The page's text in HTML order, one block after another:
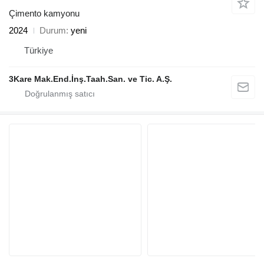
Çimento kamyonu
2024
Durum yeni
Türkiye
3Kare Mak.End.İnş.Taah.San. ve Tic. A.Ş.